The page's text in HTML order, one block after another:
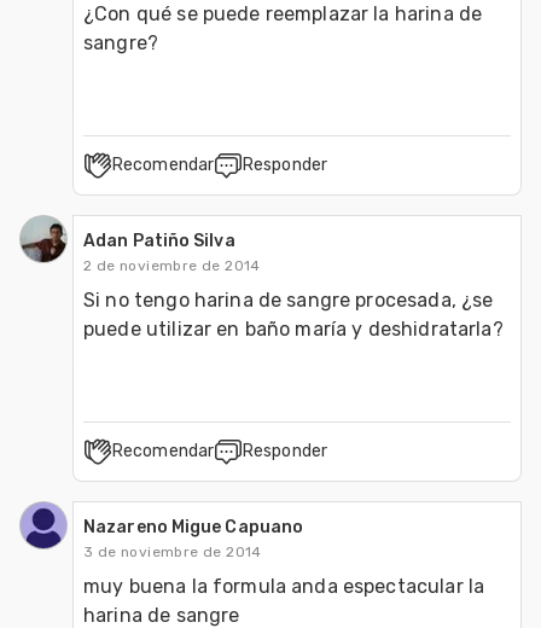
¿Con qué se puede reemplazar la harina de
sangre?
Recomendar Responder
Adan Patiño Silva
2 de noviembre de 2014
Si no tengo harina de sangre procesada, ¿se
Recomendar Responder
Nazareno Migue Capuano
3 de noviembre de 2014
muy buena la formula anda espectacular la
harina de sangre